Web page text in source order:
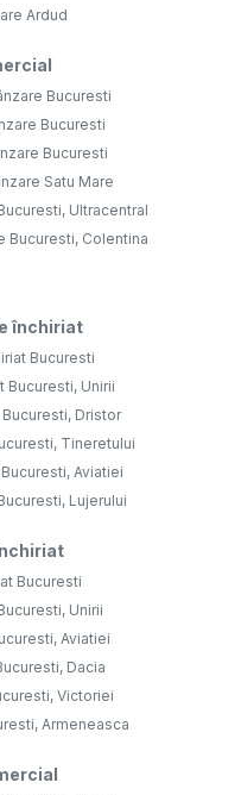
Ardud
Bucuresti
Bucuresti
Bucuresti
Satu Mare
Ultracentral
Bucuresti, Colentina
închiriat
Bucuresti
Bucuresti, Unirii
Dristor
Tineretului
Aviatiei
Lujerului
Bucuresti
Unirii
Aviatiei
Dacia
Victoriei
Armeneasca